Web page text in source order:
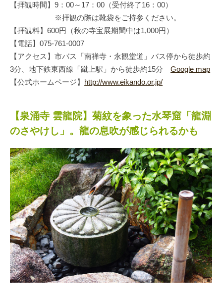
【拝観時間】9：00～17：00（受付終了16：00）
※拝観の際は靴袋をご持参ください。
【拝観料】600円（秋の寺宝展期間中は1,000円）
【電話】075-761-0007
【アクセス】市バス「南禅寺・永観堂道」バス停から徒歩約
3分、地下鉄東西線「蹴上駅」から徒歩約15分Google map
【公式ホームページ】 http://www.eikando.or.jp/
【泉涌寺 雲龍院】菊紋を象った水琴窟「龍淵
のさやけし」。龍の息吹が感じられるかも